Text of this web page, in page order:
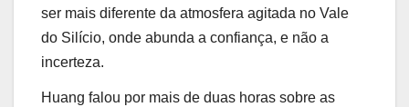
ser mais diferente da atmosfera agitada no Vale
do Silício, onde abunda a confiança, e não a
incerteza.
Huang falou por mais de duas horas sobre as